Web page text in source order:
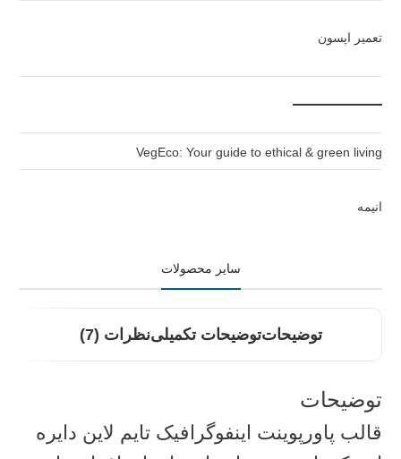
تعمیر اپسون
VegEco: Your guide to ethical & green living
انیمه
سایر محصولات
توضیحاتتوضیحات تکمیلینظرات (7)
توضیحات
قالب پاورپوینت اینفوگرافیک تایم‌ لاین دایره